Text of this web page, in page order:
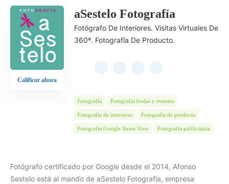
Calificar ahora
aSestelo Fotografía
Fotógrafo De Interiores. Visitas Virtuales De
360º. Fotografía De Producto.
Fotografía Fotografía bodas y eventos
Fotografía de interiores Fotografía de producto
Fotografía Google Street View Fotografía publicitaria
Fotógrafo certificado por Google desde el 2014, Afonso
Sestelo está al mando de aSestelo Fotografía, empresa